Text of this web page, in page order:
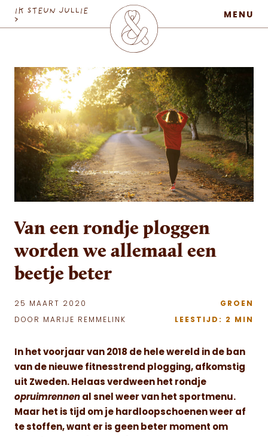
MaatschapWij
MENU
IK STEUN JULLIE
>
Van een rondje ploggen
worden we allemaal een
beetje beter
25 MAART 2020
DOOR MARIJE REMMELINK
GROEN
LEESTIJD: 2 MIN
In het voorjaar van 2018 de hele wereld in de ban
van de nieuwe fitnesstrend plogging, afkomstig
uit Zweden. Helaas verdween het rondje
opruimrennen al snel weer van het sportmenu.
Maar het is tijd om je hardloopschoenen weer af
te stoffen, want er is geen beter moment om